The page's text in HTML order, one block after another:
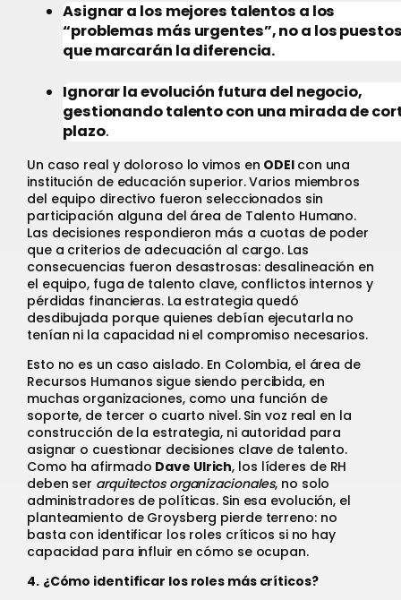
Asignar a los mejores talentos a los
“problemas más urgentes”, no a los
que marcarán la diferencia.
Ignorar la evolución futura del negocio,
gestionando talento con una mirada de
plazo.
Un caso real y doloroso lo vimos en ODEI con una
institución de educación superior. Varios miembros
del equipo directivo fueron seleccionados sin
participación alguna del área de Talento Humano.
Las decisiones respondieron más a cuotas de poder
que a criterios de adecuación al cargo. Las
consecuencias fueron desastrosas: desalineación en
el equipo, fuga de talento clave, conflictos internos y
pérdidas financieras. La estrategia quedó
desdibujada porque quienes debían ejecutarla no
tenían ni la capacidad ni el compromiso necesarios.
Esto no es un caso aislado. En Colombia, el área de
Recursos Humanos sigue siendo percibida, en
muchas organizaciones, como una función de
soporte, de tercer o cuarto nivel. Sin voz real en la
construcción de la estrategia, ni autoridad para
asignar o cuestionar decisiones clave de talento.
Como ha afirmado Dave Ulrich, los líderes de RH
deben ser arquitectos organizacionales, no solo
administradores de políticas. Sin esa evolución, el
planteamiento de Groysberg pierde terreno: no
basta con identificar los roles críticos si no hay
capacidad para influir en cómo se ocupan.
4. ¿Cómo identificar los roles más críticos?